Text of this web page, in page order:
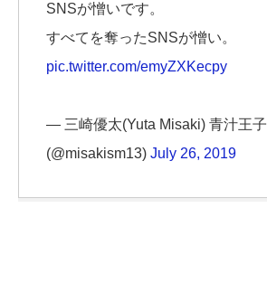
SNSが憎いです。
すべてを奪ったSNSが憎い。
pic.twitter.com/emyZXKecpy
— 三崎優太(Yuta Misaki) 青汁王子
(@misakism13) July 26, 2019